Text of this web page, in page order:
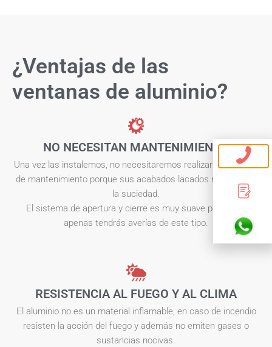
¿Ventajas de las
ventanas de aluminio?
NO NECESITAN MANTENIMIENTO
Una vez las instalemos, no necesitaremos realizar ningún tipo
de mantenimiento porque sus acabados lacados no atraen a
la suciedad.
El sistema de apertura y cierre es muy suave por lo que
apenas tendrás averías de este tipo.
RESISTENCIA AL FUEGO Y AL CLIMA
El aluminio no es un material inflamable, en caso de incendio
resisten la acción del fuego y además no emiten gases o
sustancias nocivas.